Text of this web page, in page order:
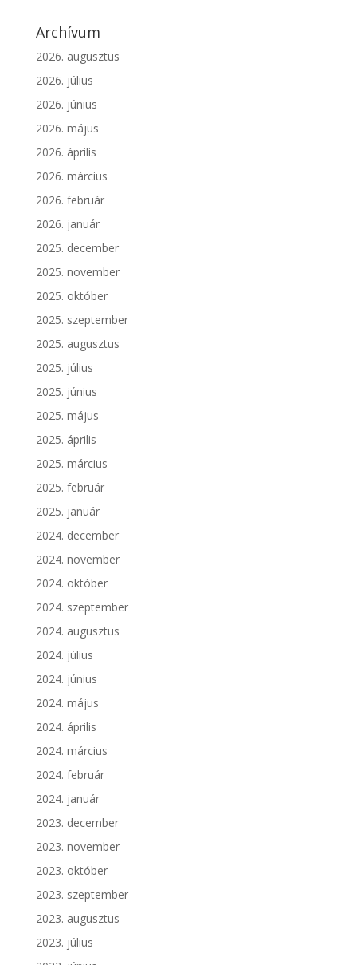
Archívum
2026. augusztus
2026. július
2026. június
2026. május
2026. április
2026. március
2026. február
2026. január
2025. december
2025. november
2025. október
2025. szeptember
2025. augusztus
2025. július
2025. június
2025. május
2025. április
2025. március
2025. február
2025. január
2024. december
2024. november
2024. október
2024. szeptember
2024. augusztus
2024. július
2024. június
2024. május
2024. április
2024. március
2024. február
2024. január
2023. december
2023. november
2023. október
2023. szeptember
2023. augusztus
2023. július